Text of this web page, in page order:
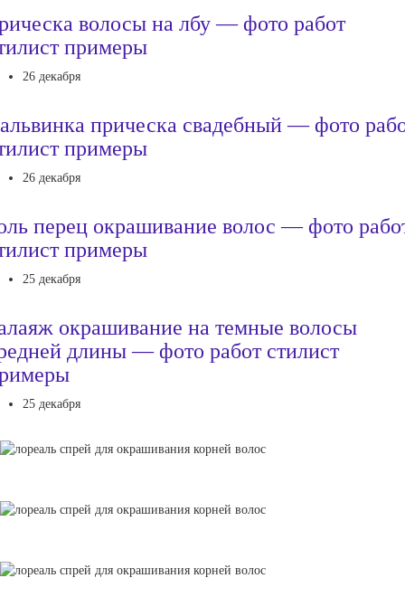
волосы на лбу — фото работ
примеры
26 декабря
прическа свадебный — фото
примеры
26 декабря
перец окрашивание волос — фото
примеры
25 декабря
окрашивание на темные волосы
длины — фото работ стилист
25 декабря